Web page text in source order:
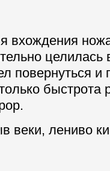
вхождения
целилась
повернуться и
быстрота
веки, лениво